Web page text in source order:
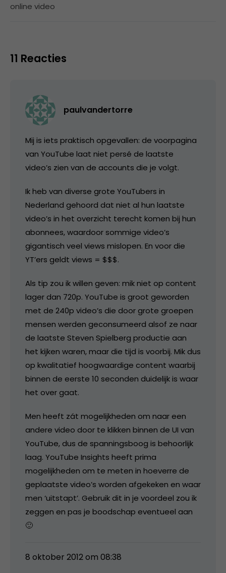
online video
11 Reacties
paulvandertorre
Mij is iets praktisch opgevallen: de voorpagina
van YouTube laat niet persé de laatste
video’s zien van de accounts die je volgt.
Ik heb van diverse grote YouTubers in
Nederland gehoord dat niet al hun laatste
video’s in het overzicht terecht komen bij hun
abonnees, waardoor sommige video’s
gigantisch veel views mislopen. En voor die
YT’ers geldt views = $$$.
Als tip zou ik willen geven: mik niet op content
lager dan 720p. YouTube is groot geworden
met de 240p video’s die door grote groepen
mensen werden geconsumeerd alsof ze naar
de laatste Steven Spielberg productie aan
het kijken waren, maar die tijd is voorbij. Mik dus
op kwalitatief hoogwaardige content waarbij
binnen de eerste 10 seconden duidelijk is waar
het over gaat.
Men heeft zát mogelijkheden om naar een
andere video door te klikken binnen de UI van
YouTube, dus de spanningsboog is behoorlijk
laag. YouTube Insights heeft prima
mogelijkheden om te meten in hoeverre de
geplaatste video’s worden afgekeken en waar
men ‘uitstapt’. Gebruik dit in je voordeel zou ik
zeggen en pas je boodschap eventueel aan
🙂
8 oktober 2012 om 08:38